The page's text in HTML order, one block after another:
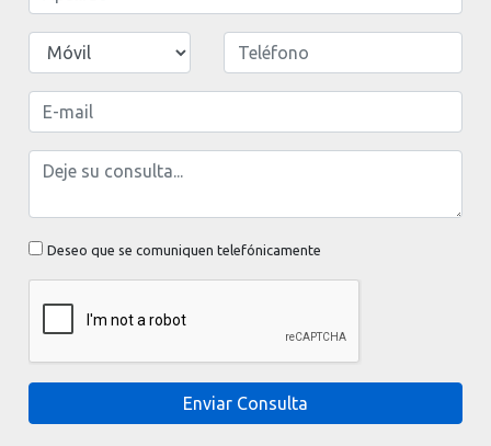
Deseo que se comuniquen telefónicamente
Enviar Consulta